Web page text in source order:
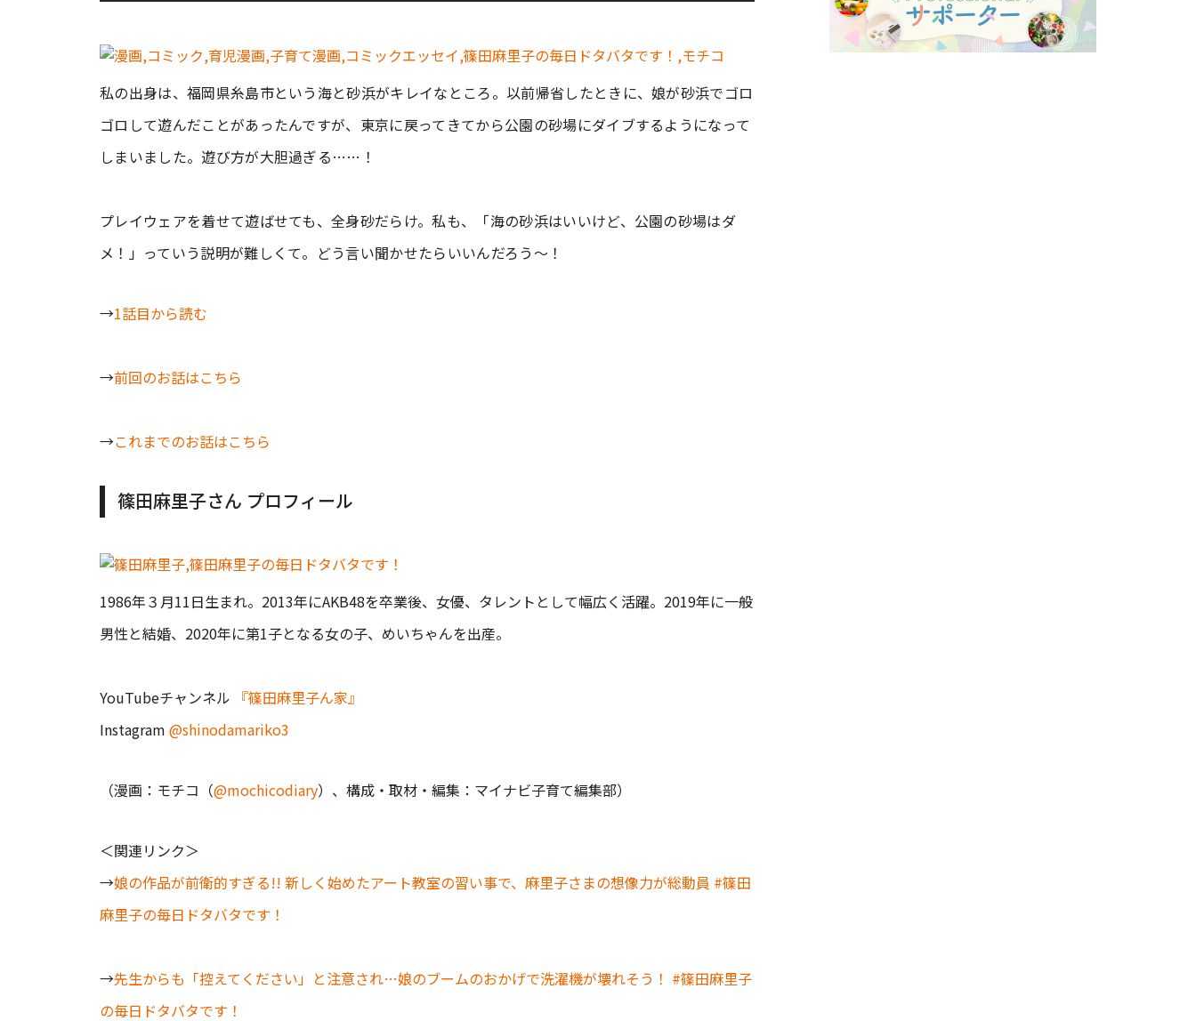
私の出身は、福岡県糸島市という海と砂浜がキレイなところ。以前帰省したときに、娘が砂浜でゴロ
ゴロして遊んだことがあったんですが、東京に戻ってきてから公園の砂場にダイブするようになって
しまいました。遊び方が大胆過ぎる……！
プレイウェアを着せて遊ばせても、全身砂だらけ。私も、「海の砂浜はいいけど、公園の砂場はダ
メ！」っていう説明が難しくて。どう言い聞かせたらいいんだろう～！
→1話目から読む
→前回のお話はこちら
→これまでのお話はこちら
篠田麻里子さん プロフィール
1986年３月11日生まれ。2013年にAKB48を卒業後、女優、タレントとして幅広く活躍。2019年に一般
男性と結婚、2020年に第1子となる女の子、めいちゃんを出産。
YouTubeチャンネル 『篠田麻里子ん家』
Instagram @shinodamariko3
（漫画：モチコ（@mochicodiary）、構成・取材・編集：マイナビ子育て編集部）
＜関連リンク＞
→娘の作品が前衛的すぎる!! 新しく始めたアート教室の習い事で、麻里子さまの想像力が総動員 #篠田
麻里子の毎日ドタバタです！
→先生からも「控えてください」と注意され…娘のブームのおかげで洗濯機が壊れそう！ #篠田麻里子
の毎日ドタバタです！